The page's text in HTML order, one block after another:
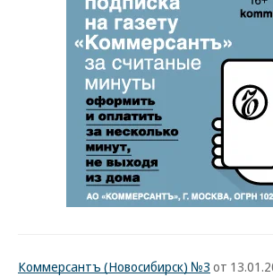
Коммерсантъ (Новосибирск) №3 от